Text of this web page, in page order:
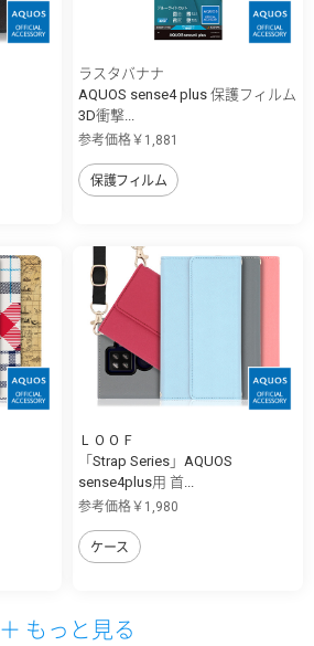
ラスタバナナ
AQUOS sense4 plus 保護フィルム
3D衝撃...
参考価格￥1,881
保護フィルム
ＬＯＯＦ
「Strap Series」AQUOS
sense4plus用 首...
参考価格￥1,980
ケース
＋ もっと見る